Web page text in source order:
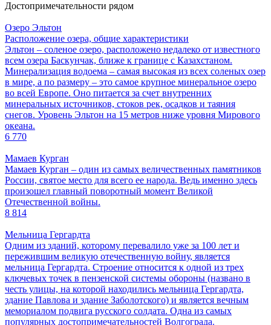
Достопримечательности рядом
Озеро Эльтон
Расположение озера, общие характеристики
Эльтон – соленое озеро, расположено недалеко от известного
всем озера Баскунчак, ближе к границе с Казахстаном.
Минерализация водоема – самая высокая из всех соленых озер
в мире, а по размеру – это самое крупное минеральное озеро
во всей Европе. Оно питается за счет внутренних
минеральных источников, стоков рек, осадков и таяния
снегов. Уровень Эльтон на 15 метров ниже уровня Мирового
океана.
6 770
Мамаев Курган
Мамаев Курган – один из самых величественных памятников
России, святое место для всего ее народа. Ведь именно здесь
произошел главный поворотный момент Великой
Отечественной войны.
8 814
Мельница Гергардта
Одним из зданий, которому перевалило уже за 100 лет и
пережившим великую отечественную войну, является
мельница Гергардта. Строение относится к одной из трех
ключевых точек в пензенской системы обороны (названо в
честь улицы, на которой находились мельница Гергардта,
здание Павлова и здание Заболотского) и является вечным
мемориалом подвига русского солдата. Одна из самых
популярных достопримечательностей Волгограда.